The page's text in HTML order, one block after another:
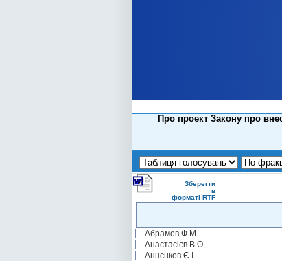
Про проект Закону про
Зберегти
в
форматі RTF
Абрамов Ф.М.
Анастасієв В.О.
Аннєнков Є.І.